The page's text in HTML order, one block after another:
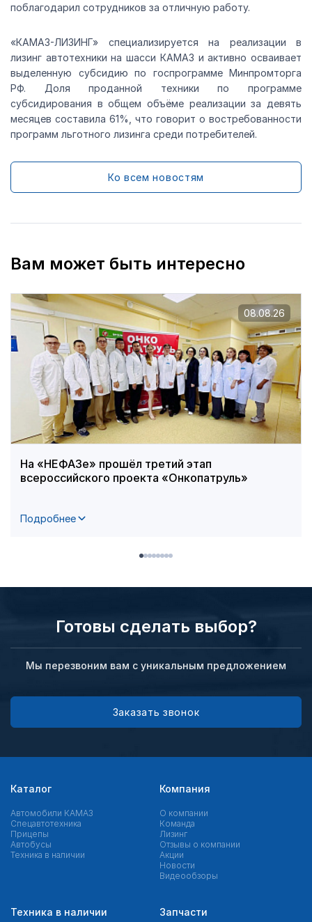
поблагодарил сотрудников за отличную работу.
«КАМАЗ-ЛИЗИНГ» специализируется на реализации в
лизинг автотехники на шасси КАМАЗ и активно осваивает
выделенную субсидию по госпрограмме Минпромторга
РФ. Доля проданной техники по программе
субсидирования в общем объёме реализации за девять
месяцев составила 61%, что говорит о востребованности
программ льготного лизинга среди потребителей.
Ко всем новостям
Вам может быть интересно
На «НЕФАЗе» прошёл третий этап
всероссийского проекта «Онкопатруль»
Подробнее
08.08.26
Готовы сделать выбор?
Мы перезвоним вам с уникальным предложением
Заказать звонок
Каталог
Автомобили КАМАЗ
Спецавтотехника
Прицепы
Автобусы
Техника в наличии
Компания
О компании
Команда
Лизинг
Отзывы о компании
Акции
Новости
Видеообзоры
Техника в наличии
Запчасти